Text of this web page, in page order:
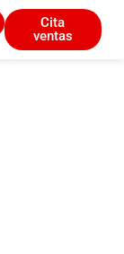
Cita
ventas